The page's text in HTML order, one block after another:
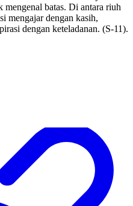
mengenal batas. Di antara riuh
mengajar dengan kasih,
dengan keteladanan. (S-11).